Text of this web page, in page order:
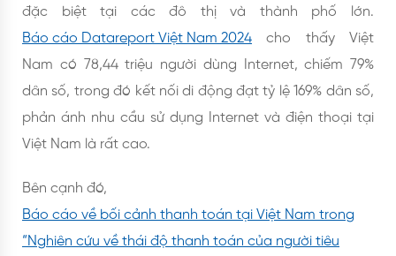
đặc biệt tại các đô thị và thành phố lớn.
Báo cáo Datareport Việt Nam 2024 cho thấy Việt
Nam có 78,44 triệu người dùng Internet, chiếm 79%
dân số, trong đó kết nối di động đạt tỷ lệ 169% dân số,
phản ánh nhu cầu sử dụng Internet và điện thoại tại
Việt Nam là rất cao.
Bên cạnh đó,
Báo cáo về bối cảnh thanh toán tại Việt Nam trong
“Nghiên cứu về thái độ thanh toán của người tiêu